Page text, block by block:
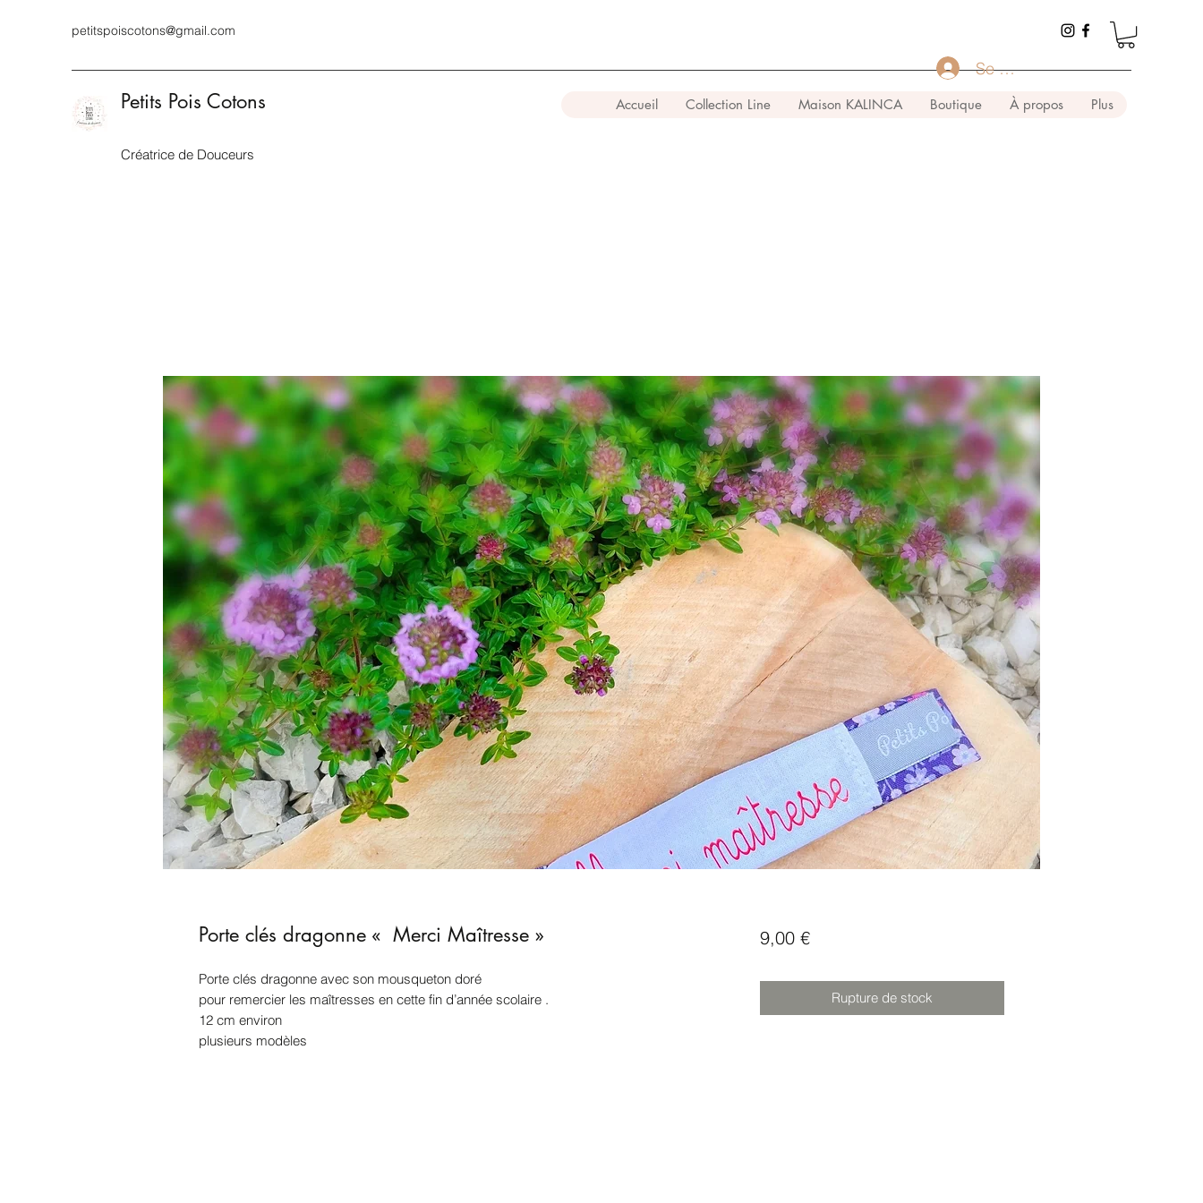
petitspoiscotons@gmail.com
Petits Pois Cotons
Créatrice de Douceurs
Accueil Collection Line Maison KALINCA Boutique À propos Plus
Se connecter
Porte clés dragonne « Merci Maîtresse »
Porte clés dragonne avec son mousqueton doré
pour remercier les maîtresses en cette fin d’année scolaire .
12 cm environ
plusieurs modèles
9,00 €Prix
Rupture de stock